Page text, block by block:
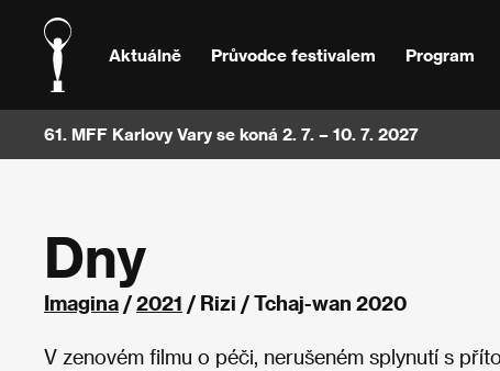
Aktuálně Průvodce festivalem Program
61. MFF Karlovy Vary se koná 2. 7. – 10. 7. 2027
Dny
Imagina /2021 / Rizi / Tchaj-wan 2020
V zenovém filmu o péči, nerušeném splynutí s